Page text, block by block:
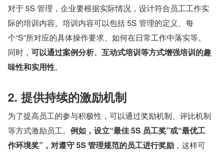
对于 5S 管理，企业要根据实际情况，设计符合员工工作实
际的培训内容。培训内容可以包括 5S 管理的定义、每
个“S”所对应的具体操作要求、如何在日常工作中落实等。
同时， 可以通过案例分析、互动式培训等方式增强培训的趣
味性和实用性。
2. 提供持续的激励机制
为了提高员工的参与积极性，可以通过奖励机制、评比机制
等方式激励员工。 例如，设立“最佳 5S 员工奖”或“最优工
作环境奖”，对遵守 5S 管理规范的员工进行奖励 ，这样可